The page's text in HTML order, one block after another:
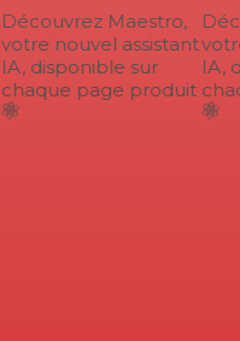
Découvrez Maestro,
nouvel assistant
IA, disponible sur
page produit
IA,